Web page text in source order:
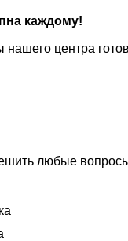
каждому!
центра
любые